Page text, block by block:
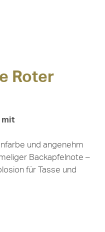
Roter
mit
und angenehm
Backapfelnote –
für Tasse und